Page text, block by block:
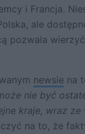
i Francja.
ale
pozwala
newsie na
nie być
kraje, wraz
na to, że